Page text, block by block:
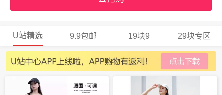
U站精选 9.9包邮 19块9 29块专区